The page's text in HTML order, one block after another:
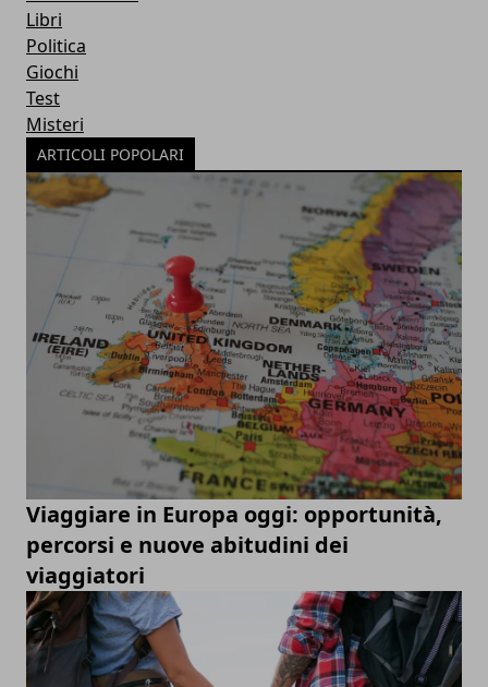
Libri
Politica
Giochi
Test
Misteri
ARTICOLI POPOLARI
Viaggiare in Europa oggi: opportunità,
percorsi e nuove abitudini dei
viaggiatori